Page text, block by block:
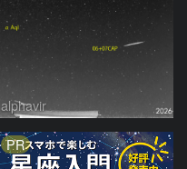
alphavir
PR